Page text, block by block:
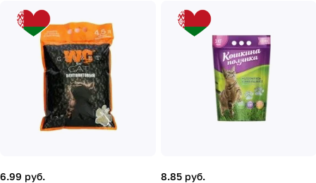
6.99 руб. 8.85 руб.